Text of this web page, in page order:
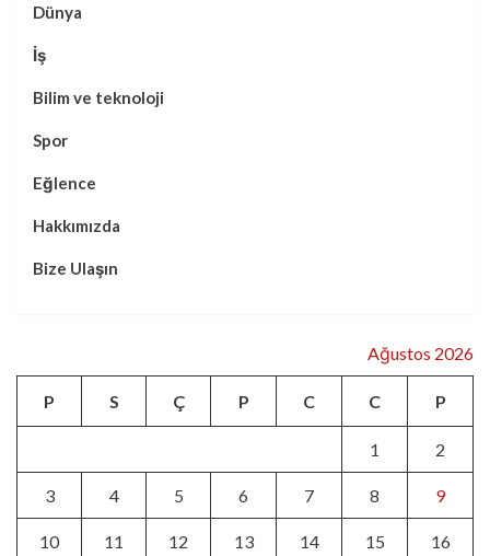
Dünya
İş
Bilim ve teknoloji
Spor
Eğlence
Hakkımızda
Bize Ulaşın
Ağustos 2026
P S Ç P C C P
1 2
3 4 5 6 7 8 9
10 11 12 13 14 15 16